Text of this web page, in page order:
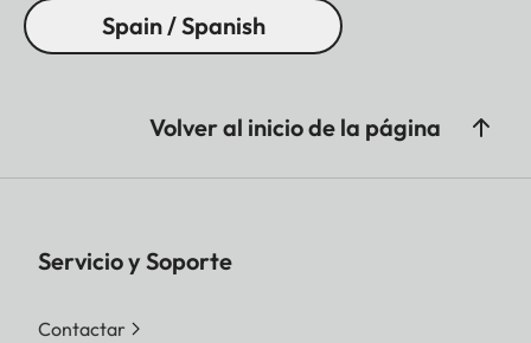
Spain / Spanish
Volver al inicio de la página
Servicio y Soporte
Contactar